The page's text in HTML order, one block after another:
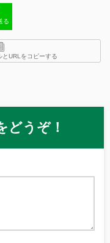
る
とURLをコピーする
どうぞ！